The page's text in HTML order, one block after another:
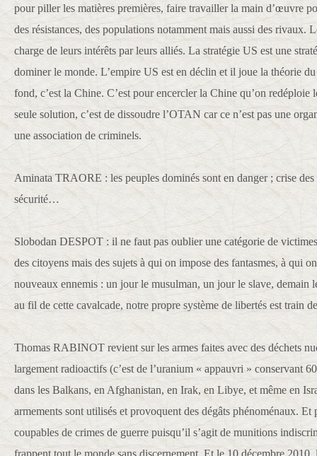
pour piller les matières premières, faire travailler la main d’œuvre
des résistances, des populations notamment mais aussi des rivaux.
charge de leurs intérêts par leurs alliés. La stratégie US est une
dominer le monde. L’empire US est en déclin et il joue la théorie
fond, c’est la Chine. C’est pour encercler la Chine qu’on redéploie
seule solution, c’est de dissoudre l’OTAN car ce n’est pas une
une association de criminels.
Aminata TRAORE : les peuples dominés sont en danger ; crise
sécurité…
Slobodan DESPOT : il ne faut pas oublier une catégorie de
des citoyens mais des sujets à qui on impose des fantasmes, à qui
nouveaux ennemis : un jour le musulman, un jour le slave, demain
au fil de cette cavalcade, notre propre système de libertés est train
Thomas RABINOT revient sur les armes faites avec des déchets
largement radioactifs (c’est de l’uranium « appauvri » conservant
dans les Balkans, en Afghanistan, en Irak, en Libye, et même en
armements sont utilisés et provoquent des dégâts phénoménaux.
coupables de crimes de guerre puisqu’il s’agit de munitions
frappent tout le monde sans discernement. Et le 10 décembre